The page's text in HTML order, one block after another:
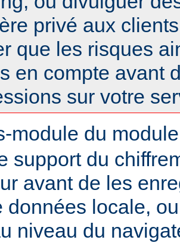
privé aux
que les risques
en compte avant
sur votre
module du
support du
avant de les
données locale,
niveau du